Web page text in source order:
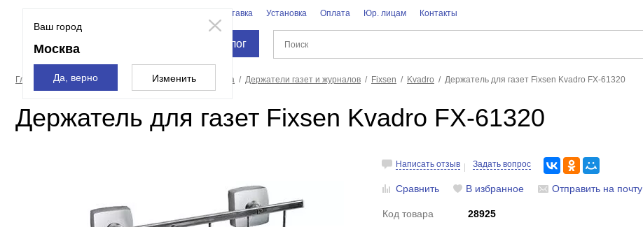
Ваш город
Москва
Да, верно Изменить
Доставка Установка Оплата Юр. лицам Контакты
Каталог
Главная страница Аксессуары для ванной и туалета Держатели газет и журналов Fixsen Kvadro Держатель для газет Fixsen Kvadro FX-61320
Держатель для газет Fixsen Kvadro FX-61320
Написать отзыв Задать вопрос
Сравнить В избранное Отправить на почту
Код товара
28925